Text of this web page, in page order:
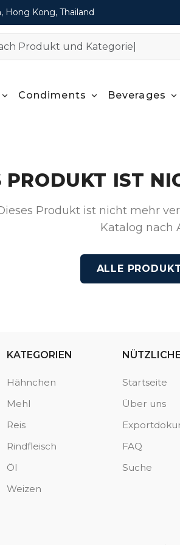
Hong Kong, Thailand
Condiments Beverages
PRODUKT IST
Produkt ist nicht mehr
Katalog nach
ALLE
KATEGORIEN
Hähnchen
Mehl
Reis
Rindfleisch
Öl
Weizen
Startseite
Über uns
FAQ
Suche